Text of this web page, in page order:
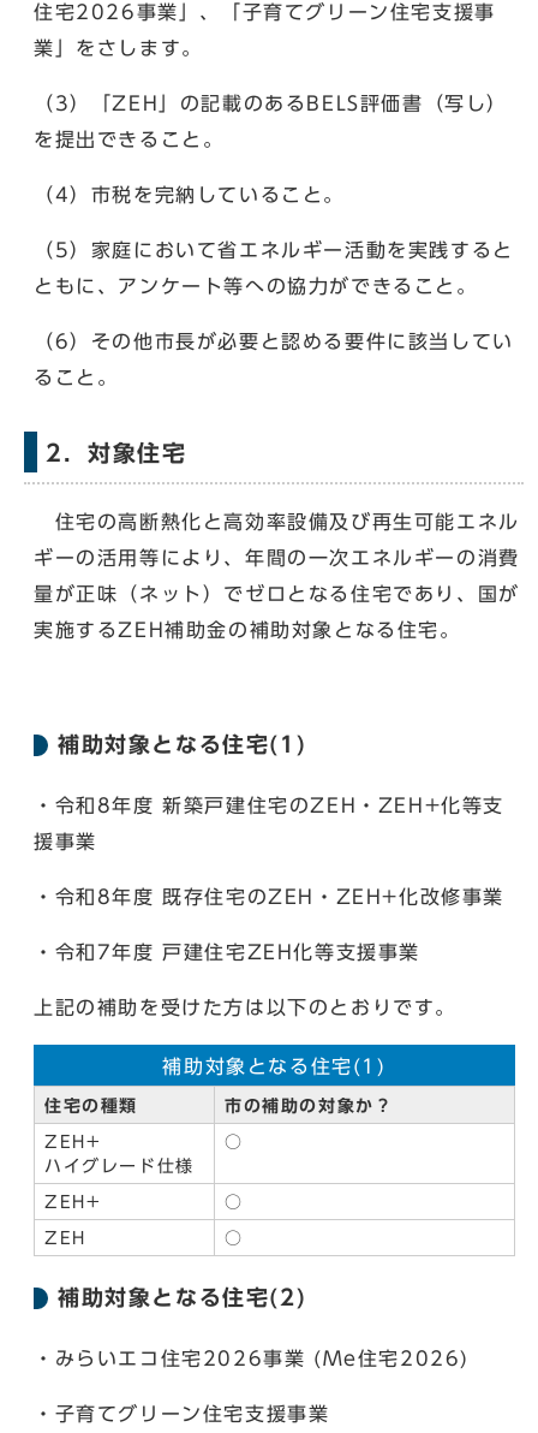
住宅2026事業」、「子育てグリーン住宅支援事
業」をさします。
（3）「ZEH」の記載のあるBELS評価書（写し）
を提出できること。
（4）市税を完納していること。
（5）家庭において省エネルギー活動を実践すると
ともに、アンケート等への協力ができること。
（6）その他市長が必要と認める要件に該当してい
ること。
2．対象住宅
住宅の高断熱化と高効率設備及び再生可能エネル
ギーの活用等により、年間の一次エネルギーの消費
量が正味（ネット）でゼロとなる住宅であり、国が
実施するZEH補助金の補助対象となる住宅。
補助対象となる住宅(1)
・令和8年度 新築戸建住宅のZEH・ZEH+化等支
援事業
・令和8年度 既存住宅のZEH・ZEH+化改修事業
・令和7年度 戸建住宅ZEH化等支援事業
上記の補助を受けた方は以下のとおりです。
補助対象となる住宅(1)
住宅の種類 市の補助の対象か？
ZEH+
ハイグレード仕様
○
ZEH+ ○
ZEH ○
補助対象となる住宅(2)
・みらいエコ住宅2026事業 (Me住宅2026)
・子育てグリーン住宅支援事業